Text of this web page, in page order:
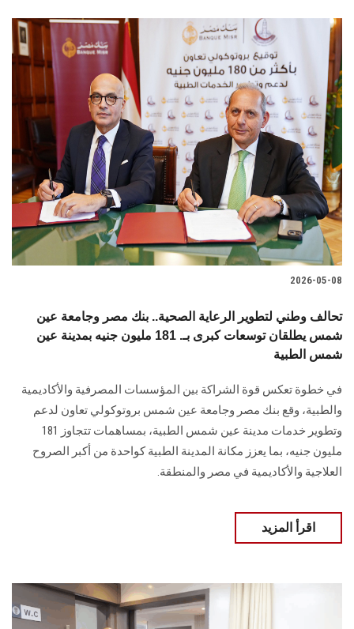
الأنظمة الذكية
الإعلام
تواصل معنا
الطلاب
هيئة التدريس
الدراسات العليا
الموظفون
سجل الان
2026-05-08
تحالف وطني لتطوير الرعاية الصحية.. بنك مصر وجامعة عين
شمس يطلقان توسعات كبرى بـ. 181 مليون جنيه بمدينة عين
شمس الطبية
في خطوة تعكس قوة الشراكة بين المؤسسات المصرفية والأكاديمية
والطبية، وقع بنك مصر وجامعة عين شمس بروتوكولي تعاون لدعم
وتطوير خدمات مدينة عين شمس الطبية، بمساهمات تتجاوز 181
مليون جنيه، بما يعزز مكانة المدينة الطبية كواحدة من أكبر الصروح
العلاجية والأكاديمية في مصر والمنطقة.
اقرأ المزيد